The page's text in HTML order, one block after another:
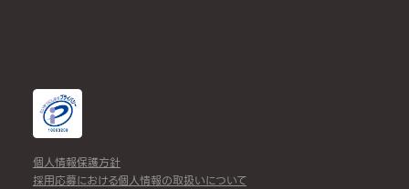
個人情報保護方針
採用応募における個人情報の取扱いについて